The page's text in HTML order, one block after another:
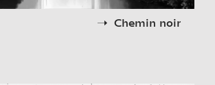
Chemin noir